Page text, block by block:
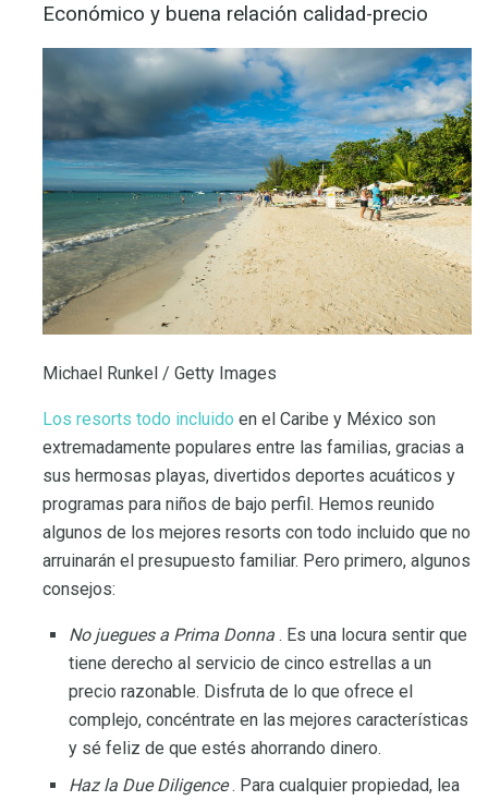
Económico y buena relación calidad-precio
Michael Runkel / Getty Images
Los resorts todo incluido en el Caribe y México son
extremadamente populares entre las familias, gracias a
sus hermosas playas, divertidos deportes acuáticos y
programas para niños de bajo perfil. Hemos reunido
algunos de los mejores resorts con todo incluido que no
arruinarán el presupuesto familiar. Pero primero, algunos
consejos:
No juegues a Prima Donna . Es una locura sentir que
tiene derecho al servicio de cinco estrellas a un
precio razonable. Disfruta de lo que ofrece el
complejo, concéntrate en las mejores características
y sé feliz de que estés ahorrando dinero.
Haz la Due Diligence. Para cualquier propiedad, lea